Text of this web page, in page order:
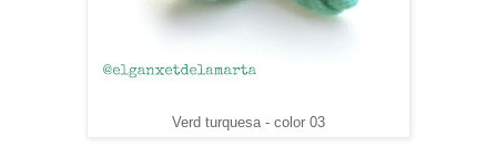
Verd turquesa - color 03